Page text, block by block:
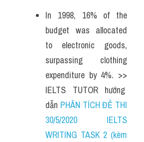
In 1998, 16% of the
budget was allocated
to electronic goods,
surpassing clothing
expenditure by 4%. >>
IELTS  TUTOR  hướng
dẫn PHÂN TÍCH ĐỀ THI
30/5/2020 IELTS
WRITING TASK 2 (kèm